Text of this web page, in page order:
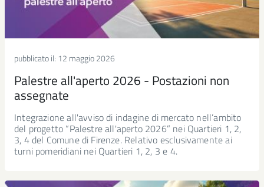
pubblicato il: 12 maggio 2026
Palestre all'aperto 2026 - Postazioni non
assegnate
Integrazione all'avviso di indagine di mercato nell’ambito
del progetto “Palestre all'aperto 2026” nei Quartieri 1, 2,
3, 4 del Comune di Firenze. Relativo esclusivamente ai
turni pomeridiani nei Quartieri 1, 2, 3 e 4.